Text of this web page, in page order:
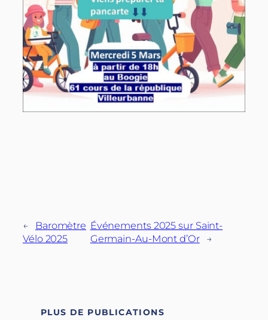
←
Baromètre
Vélo 2025
Événements 2025 sur Saint-
Germain-Au-Mont d’Or
→
PLUS DE PUBLICATIONS